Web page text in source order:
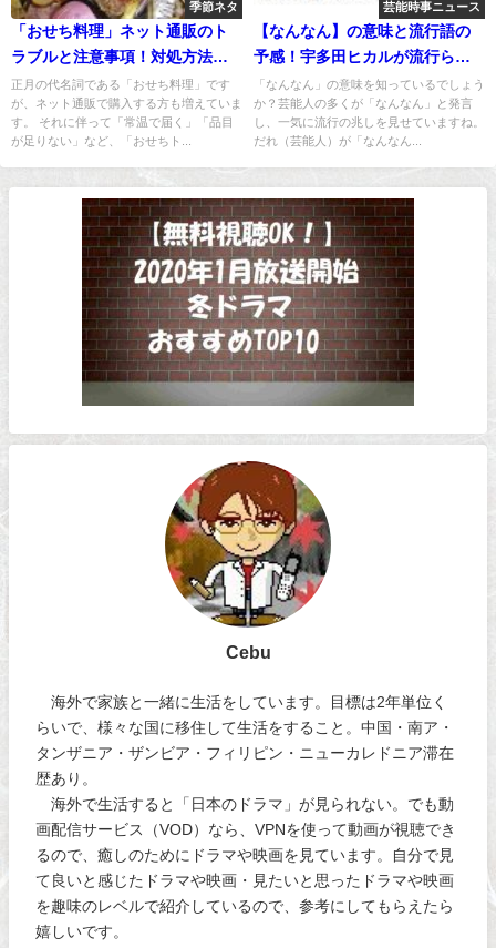
季節ネタ
「おせち料理」ネット通販のト
ラブルと注意事項！対処方法と
は？
正月の代名詞である「おせち料理」です
が、ネット通販で購入する方も増えていま
す。 それに伴って「常温で届く」「品目
が足りない」など、「おせちト...
芸能時事ニュース
【なんなん】の意味と流行語の
予感！宇多田ヒカルが流行らせ
た？
「なんなん」の意味を知っているでしょう
か？芸能人の多くが「なんなん」と発言
し、一気に流行の兆しを見せていますね。
だれ（芸能人）が「なんなん...
Cebu
海外で家族と一緒に生活をしています。目標は2年単位く
らいで、様々な国に移住して生活をすること。中国・南ア・
タンザニア・ザンビア・フィリピン・ニューカレドニア滞在
歴あり。
海外で生活すると「日本のドラマ」が見られない。でも動
画配信サービス（VOD）なら、VPNを使って動画が視聴でき
るので、癒しのためにドラマや映画を見ています。自分で見
て良いと感じたドラマや映画・見たいと思ったドラマや映画
を趣味のレベルで紹介しているので、参考にしてもらえたら
嬉しいです。